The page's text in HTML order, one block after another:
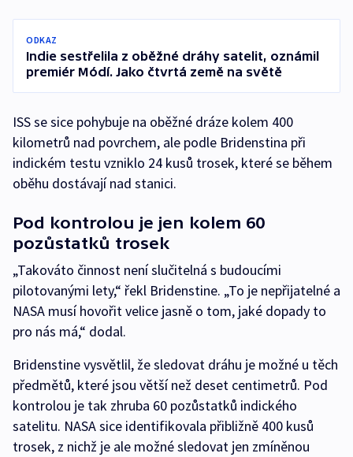
ODKAZ
Indie sestřelila z oběžné dráhy satelit, oznámil
premiér Módí. Jako čtvrtá země na světě
ISS se sice pohybuje na oběžné dráze kolem 400
kilometrů nad povrchem, ale podle Bridenstina při
indickém testu vzniklo 24 kusů trosek, které se během
oběhu dostávají nad stanici.
Pod kontrolou je jen kolem 60
pozůstatků trosek
„Takováto činnost není slučitelná s budoucími
pilotovanými lety,“ řekl Bridenstine. „To je nepřijatelné a
NASA musí hovořit velice jasně o tom, jaké dopady to
pro nás má,“ dodal.
Bridenstine vysvětlil, že sledovat dráhu je možné u těch
předmětů, které jsou větší než deset centimetrů. Pod
kontrolou je tak zhruba 60 pozůstatků indického
satelitu. NASA sice identifikovala přibližně 400 kusů
trosek, z nichž je ale možné sledovat jen zmíněnou